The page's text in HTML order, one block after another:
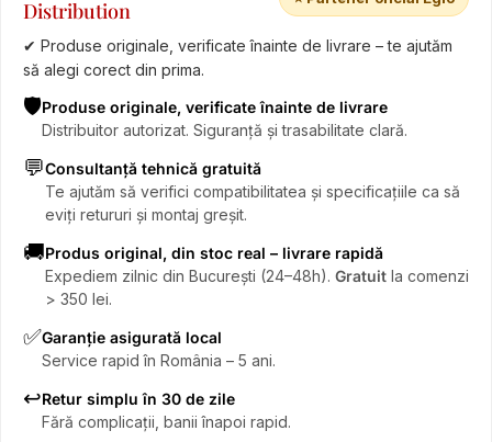
Distribution
✔ Produse originale, verificate înainte de livrare – te ajutăm
să alegi corect din prima.
🛡️Produse originale, verificate înainte de livrare
Distribuitor autorizat. Siguranță și trasabilitate clară.
💬Consultanță tehnică gratuită
Te ajutăm să verifici compatibilitatea și specificațiile ca să
eviți retururi și montaj greșit.
🚚Produs original, din stoc real – livrare rapidă
Expediem zilnic din București (24–48h). Gratuit la comenzi
> 350 lei.
✅Garanție asigurată local
Service rapid în România – 5 ani.
↩️Retur simplu în 30 de zile
Fără complicații, banii înapoi rapid.